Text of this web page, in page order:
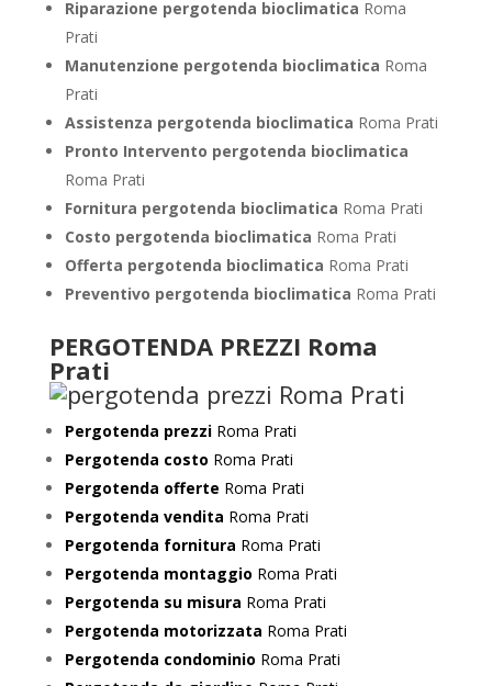
Riparazione pergotenda bioclimatica Roma
Prati
Manutenzione pergotenda bioclimatica Roma
Prati
Assistenza pergotenda bioclimatica Roma Prati
Pronto Intervento pergotenda bioclimatica
Roma Prati
Fornitura pergotenda bioclimatica Roma Prati
Costo pergotenda bioclimatica Roma Prati
Offerta pergotenda bioclimatica Roma Prati
Preventivo pergotenda bioclimatica Roma Prati
PERGOTENDA PREZZI Roma
Prati
Pergotenda prezziRoma Prati
Pergotenda costo Roma Prati
Pergotenda offerte Roma Prati
Pergotenda vendita Roma Prati
Pergotenda fornitura Roma Prati
Pergotenda montaggio Roma Prati
Pergotenda su misura Roma Prati
Pergotenda motorizzata Roma Prati
Pergotenda condominio Roma Prati